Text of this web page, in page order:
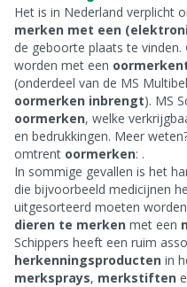
Het is in Nederland verplicht
merken met een
de geboorte plaats te vinden.
worden met een
(onderdeel van de MS
oormerken inbrengt). MS
oormerken, welke
en bedrukkingen. Meer
omtrent oormerken: .
In sommige gevallen is het
die bijvoorbeeld medicijnen
uitgesorteerd moeten
dieren te merken met een
Schippers heeft een ruim
herkenningsproducten in
merksprays, merkstiften